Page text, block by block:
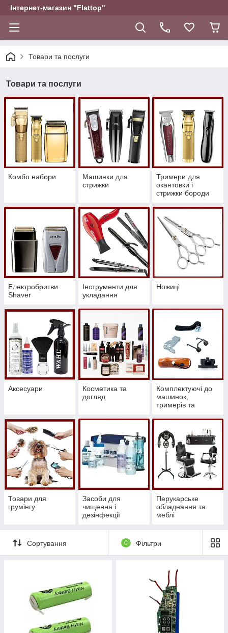
Інтернет-магазин "Flattop"
Товари та послуги
Товари та послуги
Комбо набори
Машинки для
стрижки
Тримери для
окантовки і
стрижки бороди
Електробритви
Shaver
Інструменти для
укладання
Ножиці
Аксесуари
Косметика та
догляд
Комплектуючі до
машинок,
тримерів та
Товари для
грумінгу
Засоби для
чищення і
дезінфекції
поверхонь
Перукарське
обладнання та
меблі
Сортування 0 Фільтри